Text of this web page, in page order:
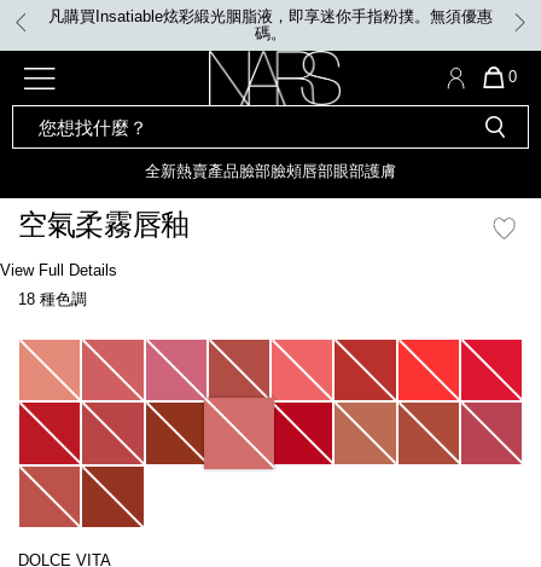
凡購買Insatiable炫彩緞光胭脂液，即享迷你手指粉撲。無須優惠
碼。
選單"
Nars
0
SEARCH
CATALOG
全新熱賣產品臉部臉頰唇部眼部護膚
全新LIGHT REFLECTING™ 原生光
亮肌卸妝油
全新色調LIGHT REFLECTING™ 原
生光幻彩蜜粉餅
全新 INSATIABLE炫彩緞光胭脂液
全新LIGHT REFLECTING™ 原生光
亮肌系列
線上購物禮遇
電子禮品卡
線上虛擬試妝
彩妝組合及禮品
臉部
唇部
眼部
粉底
胭脂
唇膏
瀏覽全部
空氣柔霧唇釉
Details
/zh/
Item
999NAC0000114_hk
View Full Details
18 種色調
Variations
DOLCE VITA